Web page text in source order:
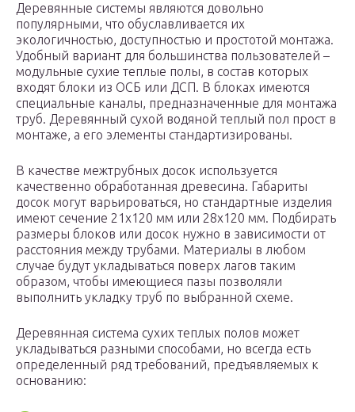
Деревянные системы являются довольно
популярными, что обуславливается их
экологичностью, доступностью и простотой монтажа.
Удобный вариант для большинства пользователей –
модульные сухие теплые полы, в состав которых
входят блоки из ОСБ или ДСП. В блоках имеются
специальные каналы, предназначенные для монтажа
труб. Деревянный сухой водяной теплый пол прост в
монтаже, а его элементы стандартизированы.
В качестве межтрубных досок используется
качественно обработанная древесина. Габариты
досок могут варьироваться, но стандартные изделия
имеют сечение 21х120 мм или 28х120 мм. Подбирать
размеры блоков или досок нужно в зависимости от
расстояния между трубами. Материалы в любом
случае будут укладываться поверх лагов таким
образом, чтобы имеющиеся пазы позволяли
выполнить укладку труб по выбранной схеме.
Деревянная система сухих теплых полов может
укладываться разными способами, но всегда есть
определенный ряд требований, предъявляемых к
основанию: